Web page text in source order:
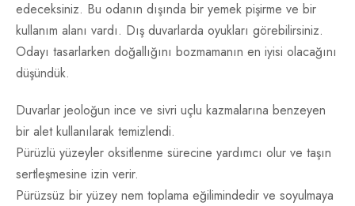
edeceksiniz. Bu odanın dışında bir yemek pişirme ve bir
kullanım alanı vardı. Dış duvarlarda oyukları görebilirsiniz.
Odayı tasarlarken doğallığını bozmamanın en iyisi olacağını
düşündük.
Duvarlar jeoloğun ince ve sivri uçlu kazmalarına benzeyen
bir alet kullanılarak temizlendi.
Pürüzlü yüzeyler oksitlenme sürecine yardımcı olur ve taşın
sertleşmesine izin verir.
Pürüzsüz bir yüzey nem toplama eğilimindedir ve soyulmaya